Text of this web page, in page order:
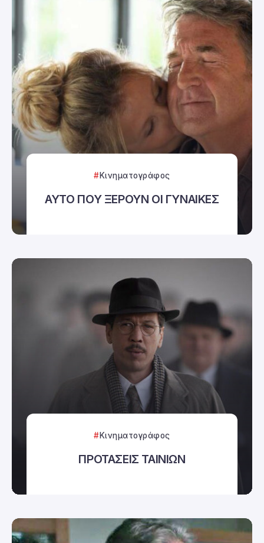
Κινηματογράφος
ΑΥΤΟ ΠΟΥ ΞΕΡΟΥΝ ΟΙ ΓΥΝΑΙΚΕΣ
Κινηματογράφος
ΠΡΟΤΑΣΕΙΣ ΤΑΙΝΙΩΝ